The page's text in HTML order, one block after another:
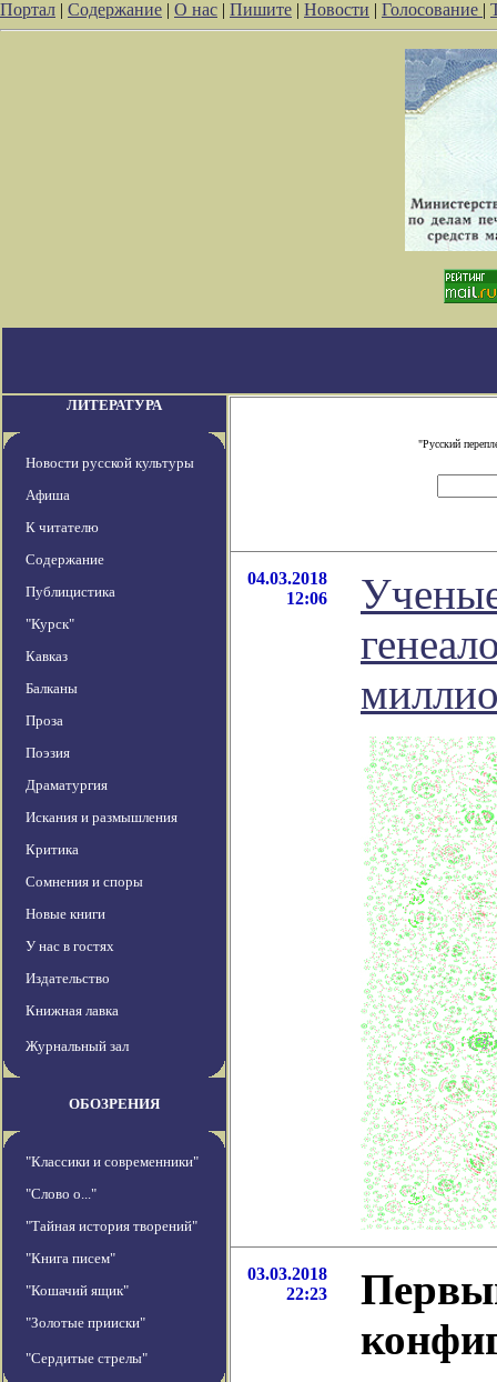
Портал | Содержание | О нас | Пишите | Новости | Голосование |
ЛИТЕРАТУРА
Новости русской культуры
Афиша
К читателю
Содержание
Публицистика
"Курск"
Кавказ
Балканы
Проза
Поэзия
Драматургия
Искания и размышления
Критика
Сомнения и споры
Новые книги
У нас в гостях
Издательство
Книжная лавка
Журнальный зал
ОБОЗРЕНИЯ
"Классики и современники"
"Слово о..."
"Тайная история творений"
"Книга писем"
"Кошачий ящик"
"Золотые прииски"
"Сердитые стрелы"
"Русский
04.03.2018
12:06
03.03.2018
22:23